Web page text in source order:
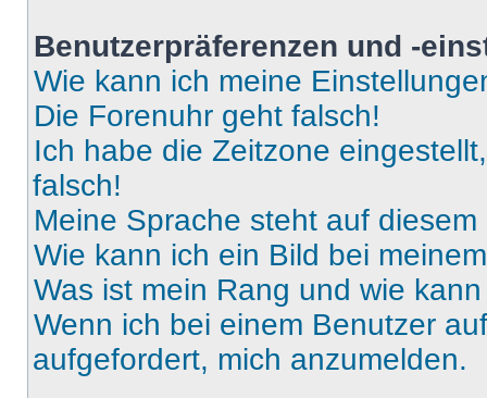
Benutzerpräferenzen und -
Wie kann ich meine
Die Forenuhr geht falsch!
Ich habe die Zeitzone
falsch!
Meine Sprache steht auf
Wie kann ich ein Bild bei
Was ist mein Rang und wie
Wenn ich bei einem Benutzer
aufgefordert, mich anzumelden.